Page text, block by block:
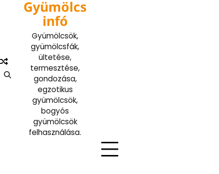
Gyümölcs
infó
Gyümölcsök,
gyümölcsfák,
ültetése,
termesztése,
gondozása,
egzotikus
gyümölcsök,
bogyós
gyümölcsök
felhasználása.